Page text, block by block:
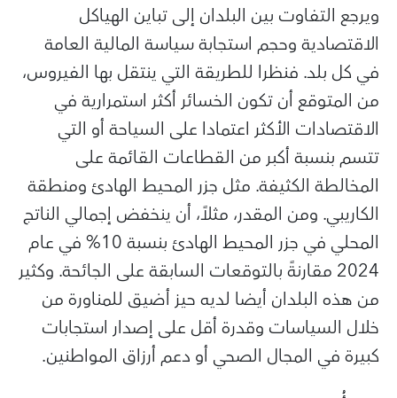
ويرجع التفاوت بين البلدان إلى تباين الهياكل
الاقتصادية وحجم استجابة سياسة المالية العامة
في كل بلد. فنظرا للطريقة التي ينتقل بها الفيروس،
من المتوقع أن تكون الخسائر أكثر استمرارية في
الاقتصادات الأكثر اعتمادا على السياحة أو التي
تتسم بنسبة أكبر من القطاعات القائمة على
المخالطة الكثيفة. مثل جزر المحيط الهادئ ومنطقة
الكاريبي. ومن المقدر، مثلاً، أن ينخفض إجمالي الناتج
المحلي في جزر المحيط الهادئ بنسبة 10% في عام
2024 مقارنةً بالتوقعات السابقة على الجائحة. وكثير
من هذه البلدان أيضا لديه حيز أضيق للمناورة من
خلال السياسات وقدرة أقل على إصدار استجابات
كبيرة في المجال الصحي أو دعم أرزاق المواطنين.